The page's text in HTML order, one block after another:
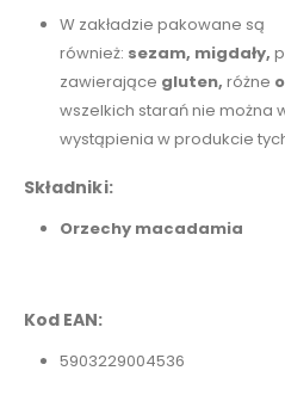
W zakładzie pakowane są
również: sezam, migdały,
zawierające gluten, różne
wszelkich starań nie można
wystąpienia w produkcie
Składniki:
Orzechy macadamia
Kod EAN:
5903229004536